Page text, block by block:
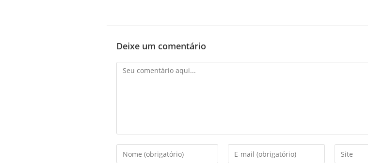
Deixe um comentário